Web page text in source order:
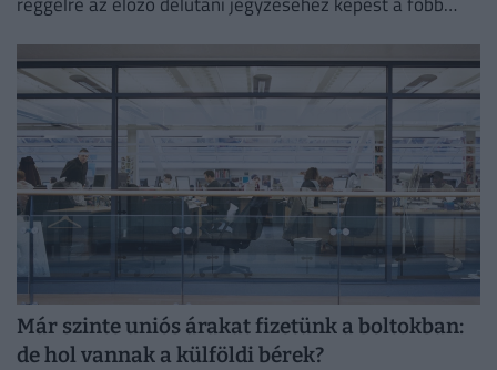
Már szinte uniós árakat fizetünk a boltokban:
de hol vannak a külföldi bérek?